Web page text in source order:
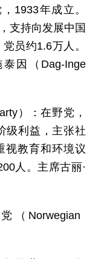
1933年成立。
支持向发展中国
员约1.6万人。
因（Dag-Inge
）：在野党，
级利益，主张社
视教育和环境议
人。主席古丽·
（Norwegian